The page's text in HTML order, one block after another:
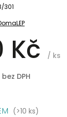
Kč / ks
DPH
301
(>10 ks)